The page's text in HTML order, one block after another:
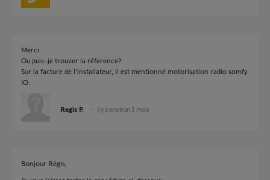
Merci.
Ou puis-je trouver la réference?
Sur la facture de l'installateur, il est mentionné motorisation radio somfy
IO.
Regis P. il y a environ 2 mois
Bonjour Régis,